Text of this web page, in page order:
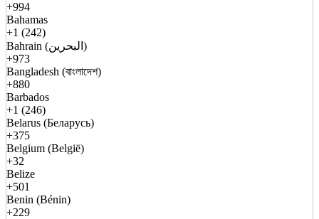
+994
Bahamas
+1 (242)
Bahrain (البحرين)
+973
Bangladesh (বাংলাদেশ)
+880
Barbados
+1 (246)
Belarus (Беларусь)
+375
Belgium (België)
+32
Belize
+501
Benin (Bénin)
+229